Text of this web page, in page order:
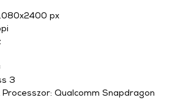
px
3
Processzor: Qualcomm Snapdragon